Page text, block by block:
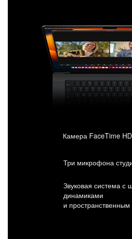
Камера FaceTime
Три микрофона
Звуковая система с
динамиками
и пространственным